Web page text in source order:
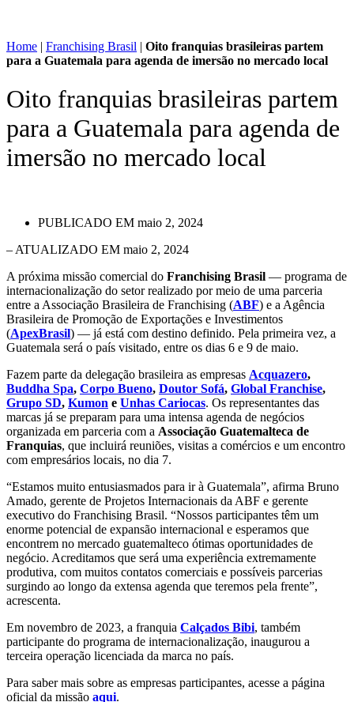
Home | Franchising Brasil | Oito franquias brasileiras partem
para a Guatemala para agenda de imersão no mercado local
Oito franquias brasileiras partem
para a Guatemala para agenda de
imersão no mercado local
PUBLICADO EM maio 2, 2024
– ATUALIZADO EM maio 2, 2024
A próxima missão comercial do Franchising Brasil — programa de
internacionalização do setor realizado por meio de uma parceria
entre a Associação Brasileira de Franchising (ABF) e a Agência
Brasileira de Promoção de Exportações e Investimentos
(ApexBrasil) — já está com destino definido. Pela primeira vez, a
Guatemala será o país visitado, entre os dias 6 e 9 de maio.
Fazem parte da delegação brasileira as empresas Acquazero,
Buddha Spa, Corpo Bueno, Doutor Sofá, Global Franchise,
Grupo SD, Kumon e Unhas Cariocas. Os representantes das
marcas já se preparam para uma intensa agenda de negócios
organizada em parceria com a Associação Guatemalteca de
Franquias, que incluirá reuniões, visitas a comércios e um encontro
com empresários locais, no dia 7.
“Estamos muito entusiasmados para ir à Guatemala”, afirma Bruno
Amado, gerente de Projetos Internacionais da ABF e gerente
executivo do Franchising Brasil. “Nossos participantes têm um
enorme potencial de expansão internacional e esperamos que
encontrem no mercado guatemalteco ótimas oportunidades de
negócio. Acreditamos que será uma experiência extremamente
produtiva, com muitos contatos comerciais e possíveis parcerias
surgindo ao longo da extensa agenda que teremos pela frente”,
acrescenta.
Em novembro de 2023, a franquia Calçados Bibi, também
participante do programa de internacionalização, inaugurou a
terceira operação licenciada da marca no país.
Para saber mais sobre as empresas participantes, acesse a página
oficial da missão aqui.